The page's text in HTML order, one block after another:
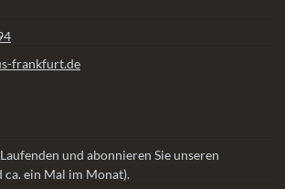
frankfurt.de
und abonnieren Sie unseren
ca. ein Mal im Monat).